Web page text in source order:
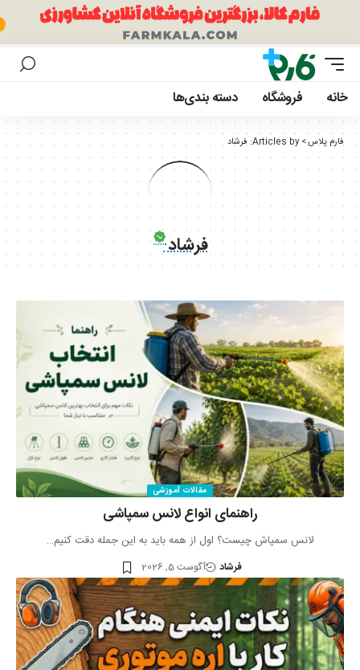
خانه فروشگاه دسته بندی‌ها
فارم پلاس>Articles by: فرشاد
فرشاد
مقالات آموزشی
راهنمای انواع لانس سمپاشی
لانس سمپاش چیست؟ اول از همه باید به این جمله دقت کنیم…
فرشاد آگوست 5, 2026